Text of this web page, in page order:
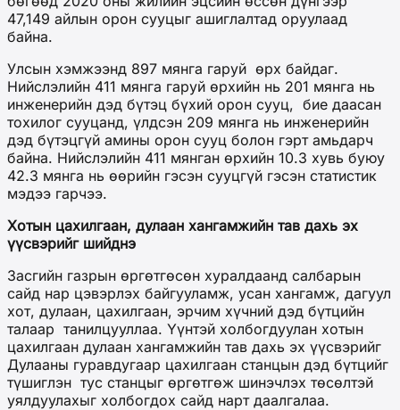
47,149 айлын орон сууцыг ашиглалтад оруулаад
байна.
Улсын хэмжээнд 897 мянга гаруй өрх байдаг.
Нийслэлийн 411 мянга гаруй өрхийн нь 201 мянга нь
инженерийн дэд бүтэц бүхий орон сууц, бие даасан
тохилог сууцанд, үлдсэн 209 мянга нь инженерийн
дэд бүтэцгүй амины орон сууц болон гэрт амьдарч
байна. Нийслэлийн 411 мянган өрхийн 10.3 хувь буюу
42.3 мянга нь өөрийн гэсэн сууцгүй гэсэн статистик
мэдээ гарчээ.
Хотын цахилгаан, дулаан хангамжийн тав дахь эх
үүсвэрийг шийднэ
Засгийн газрын өргөтгөсөн хуралдаанд салбарын
сайд нар цэвэрлэх байгууламж, усан хангамж, дагуул
хот, дулаан, цахилгаан, эрчим хүчний дэд бүтцийн
талаар танилцууллаа. Үүнтэй холбогдуулан хотын
цахилгаан дулаан хангамжийн тав дахь эх үүсвэрийг
Дулааны гуравдугаар цахилгаан станцын дэд бүтцийг
түшиглэн тус станцыг өргөтгөж шинэчлэх төсөлтэй
уялдуулахыг холбогдох сайд нарт даалгалаа.